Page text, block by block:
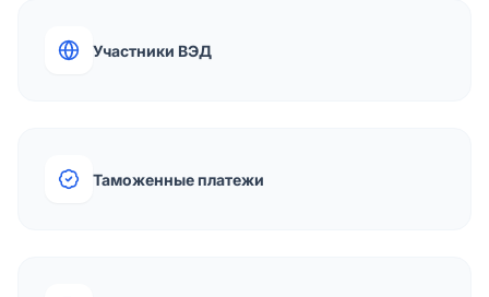
Участники ВЭД
Таможенные платежи